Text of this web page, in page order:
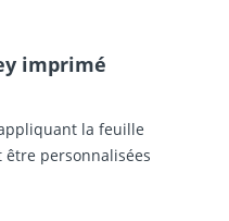
imprimé
la feuille
personnalisées